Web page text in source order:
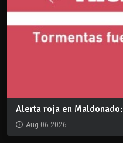
Alerta roja en
Aug 06 2026